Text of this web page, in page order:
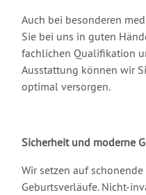
Auch bei besonderen
Sie bei uns in guten
fachlichen Qualifikation
Ausstattung können wir
optimal versorgen.
Sicherheit und moderne
Wir setzen auf
Geburtsverläufe. Nicht-